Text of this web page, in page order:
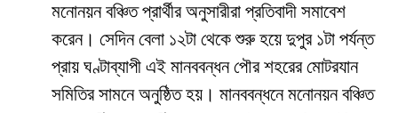
মনোনয়ন বঞ্চিত প্রার্থীর অনুসারীরা প্রতিবাদী সমাবেশ
করেন। সেদিন বেলা ১২টা থেকে শুরু হয়ে দুপুর ১টা পর্যন্ত
প্রায় ঘণ্টাব্যাপী এই মানববন্ধন পৌর শহরের মোটরযান
সমিতির সামনে অনুষ্ঠিত হয়। মানববন্ধনে মনোনয়ন বঞ্চিত